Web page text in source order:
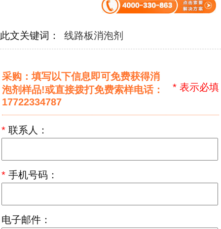
此文关键词： 线路板消泡剂
* 表示必填
采购：填写以下信息即可免费获得消
泡剂样品!或直接拨打免费索样电话：
17722334787
* 联系人：
* 手机号码：
电子邮件：